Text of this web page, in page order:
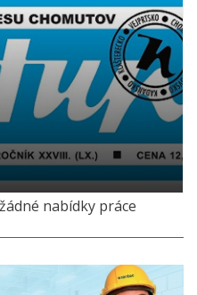
nabídky práce